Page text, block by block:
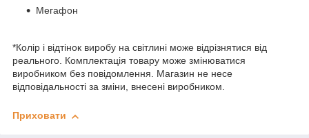
Мегафон
*Колір і відтінок виробу на світлині може відрізнятися від
реального. Комплектація товару може змінюватися
виробником без повідомлення. Магазин не несе
відповідальності за зміни, внесені виробником.
Приховати